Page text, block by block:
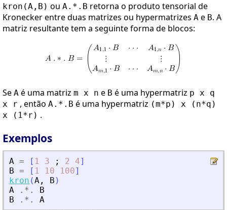
kron(A,B) ou A.*.B retorna o produto tensorial de
Kronecker entre duas matrizes ou hypermatrizes A e B. A
matriz resultante tem a seguinte forma de blocos:
Se A é uma matriz m x n e B é uma hypermatriz p x q
x r , então A.*.B é uma hypermatriz (m*p) x (n*q)
x (1*r) .
Exemplos
A = [ 1 3 ; 2 4]
B = [ 1 10 100]
kron (A , B )
A
.*.
B
B
.*.
A